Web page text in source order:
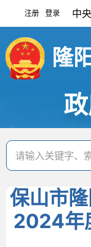
注册 登录 中
隆
保山市
2024年